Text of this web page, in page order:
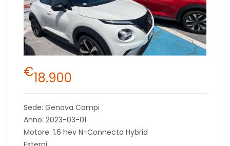
€18.900
Sede: Genova Campi
Anno: 2023-03-01
Motore: 1.6 hev N-Connecta Hybrid